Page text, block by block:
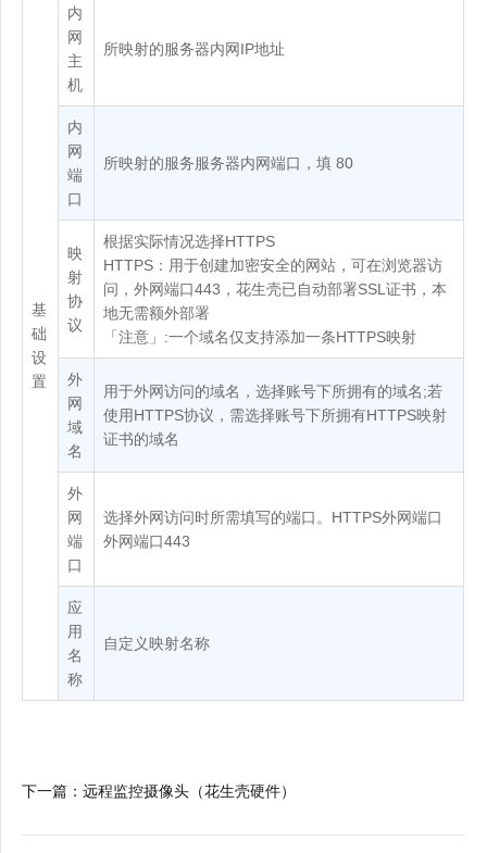
基
础
设
置
内
网
主
机
所映射的服务器内网IP地址
内
网
端
口
所映射的服务服务器内网端口，填 80
映
射
协
议
根据实际情况选择HTTPS
HTTPS：用于创建加密安全的网站，可在浏览器访
问，外网端口443，花生壳已自动部署SSL证书，本
地无需额外部署
「注意」:一个域名仅支持添加一条HTTPS映射
外
网
域
名
用于外网访问的域名，选择账号下所拥有的域名;若
使用HTTPS协议，需选择账号下所拥有HTTPS映射
证书的域名
外
网
端
口
选择外网访问时所需填写的端口。HTTPS外网端口
外网端口443
应
用
名
称
自定义映射名称
下一篇 ：远程监控摄像头（花生壳硬件）